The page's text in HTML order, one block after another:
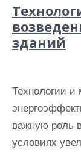
зданий
Технологии и
важную роль
условиях